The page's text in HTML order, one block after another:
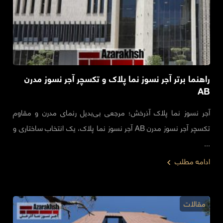
راهنما برتر آجر نسوز نما پلاک و تکسچر آجر نسوز مدرن
AB
آجر نسوز نما پلاک آذرخش؛ مرجعی بی‌بدیل رنمای مدرن و مقاوم
تکسچر آجر نسوز مدرن AB آجر نسوز نما پلاک، یک انتخاب ساختاری و
...
ادامه مطلب
مقالات